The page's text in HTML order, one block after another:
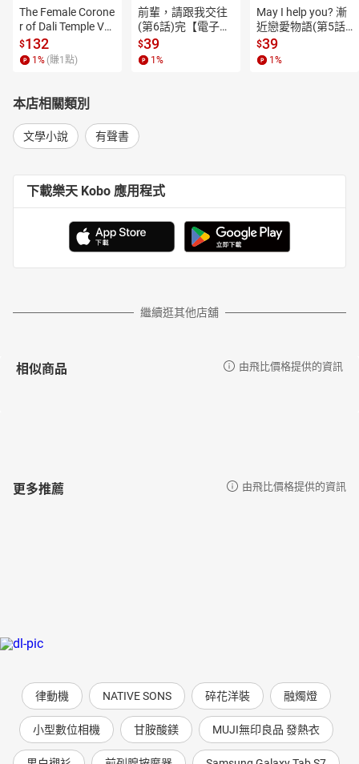
The Female Corone
r of Dali Temple Vo
l.6【有聲書】
$132
1 % (賺1 點)
前輩，請跟我交往
(第6話)完【電子
書】
$39
1 %
May I help you? 漸
近戀愛物語(第5話)
【電子書】
$39
1 %
本店相關類別
文學小說 有聲書
下載樂天 Kobo 應用程式
繼續逛其他店舖
相似商品 由飛比價格提供的資訊
更多推薦 由飛比價格提供的資訊
律動機 NATIVE SONS 碎花洋裝 融燭燈
小型數位相機 甘胺酸鎂 MUJI無印良品 發熱衣